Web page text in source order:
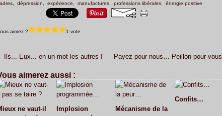
dépression expérience manufactures professions libérales énergie positive
aimez ? 1 vote
Ils... Eux... en un mot les autres ! Payez pour nous… Peillon pour vous
aimerez aussi :
ne vaut-il
Implosion
Mécanisme de la
Confits…